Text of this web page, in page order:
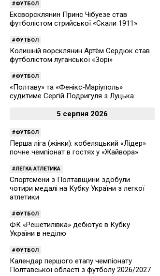
ФУТБОЛ
Ексворсклянин Принс Чібуезе став
футболістом стрийської «Скали 1911»
ФУТБОЛ
Колишній ворсклянин Артём Сердюк став
футболістом луганської «Зорі»
ФУТБОЛ
«Полтаву» та «Фенікс-Маріуполь»
судитиме Сергій Подригуля з Луцька
5 серпня 2026
ФУТБОЛ
Перша ліга (жінки): кобеляцький «Лідер»
почне чемпіонат в гостях у «Жайвора»
ЛЕГКА АТЛЕТИКА
Спортсмени з Полтавщини здобули
чотири медалі на Кубку України з легкої
атлетики
ФУТБОЛ
ФК «Решетилівка» дебютує в Кубку
України в неділю
ФУТБОЛ
Календар першого етапу чемпіонату
Полтавської області з футболу 2026/2027